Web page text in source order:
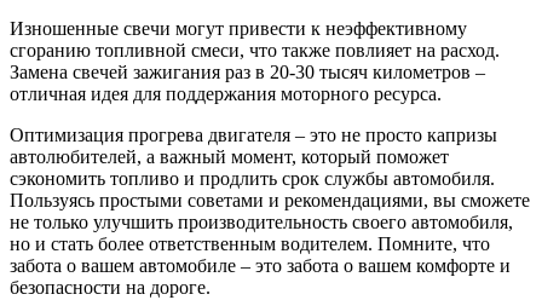
Изношенные свечи могут привести к неэффективному
сгоранию топливной смеси, что также повлияет на расход.
Замена свечей зажигания раз в 20-30 тысяч километров –
отличная идея для поддержания моторного ресурса.
Оптимизация прогрева двигателя – это не просто капризы
автолюбителей, а важный момент, который поможет
сэкономить топливо и продлить срок службы автомобиля.
Пользуясь простыми советами и рекомендациями, вы сможете
не только улучшить производительность своего автомобиля,
но и стать более ответственным водителем. Помните, что
забота о вашем автомобиле – это забота о вашем комфорте и
безопасности на дороге.